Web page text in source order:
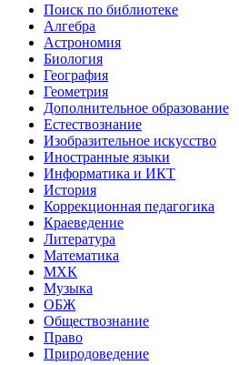
Поиск по библиотеке
Алгебра
Астрономия
Биология
География
Геометрия
Дополнительное образование
Естествознание
Изобразительное искусство
Иностранные языки
Информатика и ИКТ
История
Коррекционная педагогика
Краеведение
Литература
Математика
МХК
Музыка
ОБЖ
Обществознание
Право
Природоведение